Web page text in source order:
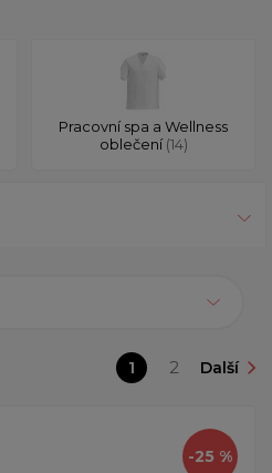
Pracovní spa a Wellness
oblečení(14)
1 2 Další
-25 %